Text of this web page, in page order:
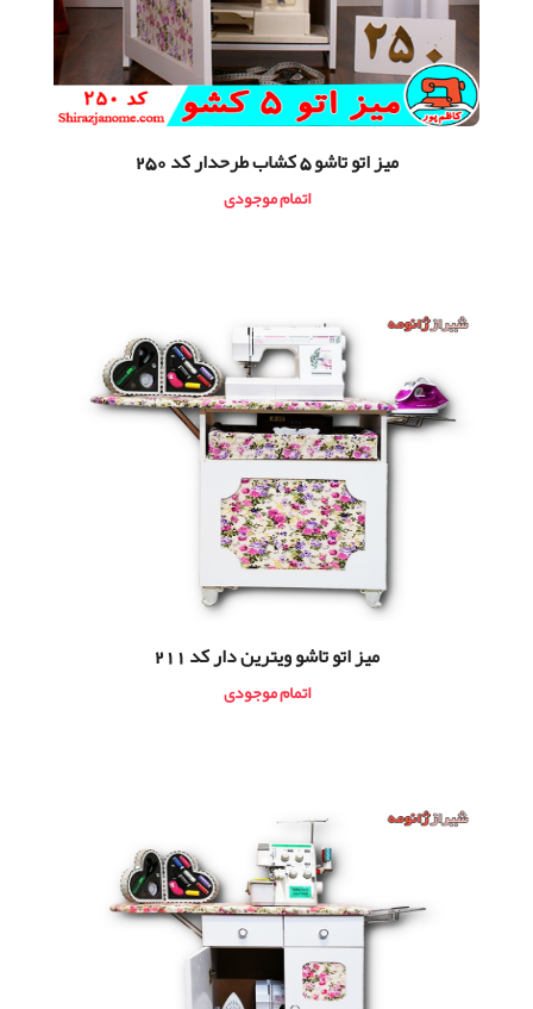
ميز اتو تاشو 5 كشاب طرحدار کد 250
اتمام موجودی
ميز اتو تاشو ویترین دار کد 211
اتمام موجودی